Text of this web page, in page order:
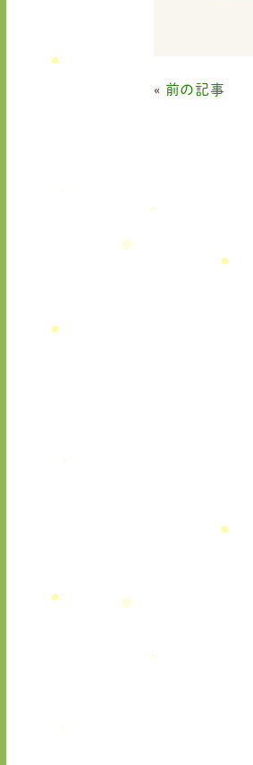
« 前の記事